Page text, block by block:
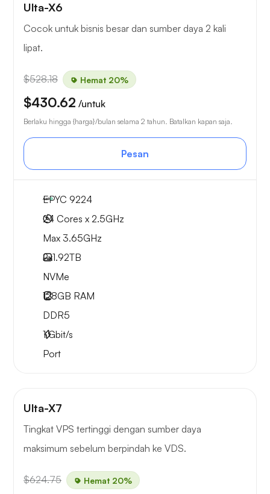
Ulta-X6
Cocok untuk bisnis besar dan sumber daya 2 kali
lipat.
$528.18 Hemat 20%
$430.62 /untuk
Berlaku hingga {harga}/bulan selama 2 tahun. Batalkan kapan saja.
Pesan
EPYC 9224
24 Cores x 2.5GHz
Max 3.65GHz
2x1.92TB
NVMe
128GB RAM
DDR5
1Gbit/s
Port
Ulta-X7
Tingkat VPS tertinggi dengan sumber daya
maksimum sebelum berpindah ke VDS.
$624.75 Hemat 20%